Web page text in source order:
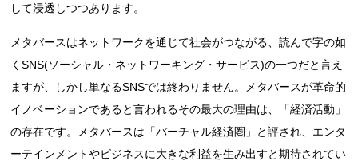
して浸透しつつあります。
メタバースはネットワークを通じて社会がつながる、読んで字の如
くSNS(ソーシャル・ネットワーキング・サービス)の一つだと言え
ますが、しかし単なるSNSでは終わりません。メタバースが革命的
イノベーションであると言われるその最大の理由は、「経済活動」
の存在です。メタバースは「バーチャル経済圏」と評され、エンタ
ーテインメントやビジネスに大きな利益を生み出すと期待されてい